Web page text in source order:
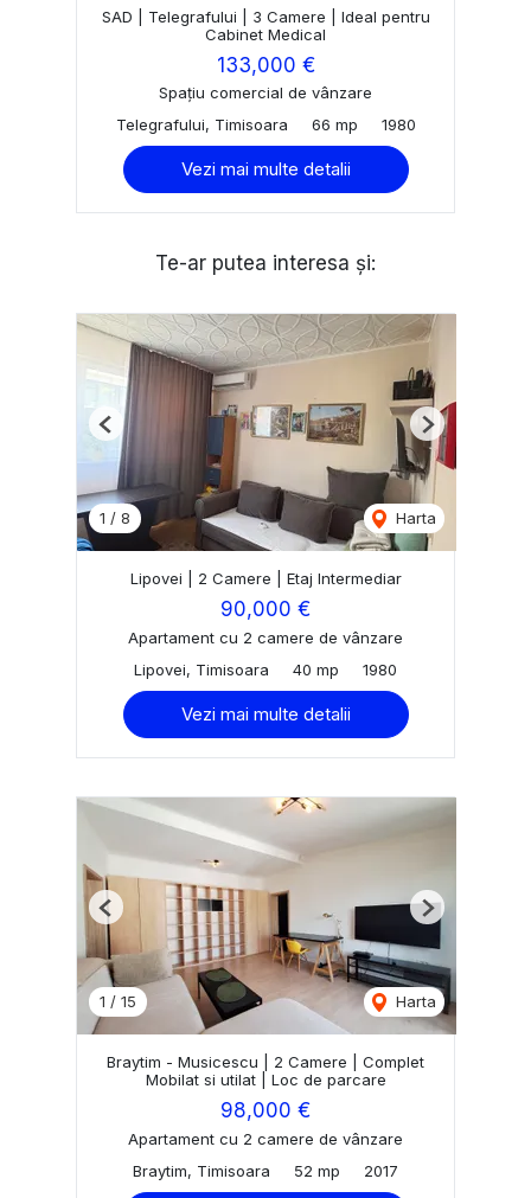
SAD | Telegrafului | 3 Camere | Ideal pentru
Cabinet Medical
133,000 €
Spațiu comercial de vânzare
Telegrafului, Timisoara
66 mp 1980
Vezi mai multe detalii
Te-ar putea interesa și:
1 / 8 Harta
Previous Next
Lipovei | 2 Camere | Etaj Intermediar
90,000 €
Apartament cu 2 camere de vânzare
Lipovei, Timisoara
40 mp 1980
Vezi mai multe detalii
1 / 15 Harta
Previous Next
Braytim - Musicescu | 2 Camere | Complet
Mobilat si utilat | Loc de parcare
98,000 €
Apartament cu 2 camere de vânzare
Braytim, Timisoara
52 mp 2017